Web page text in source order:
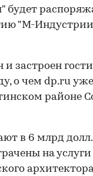
будет
"М-
и застроен
о чем dp.ru
районе
в 6 млрд
на услуги